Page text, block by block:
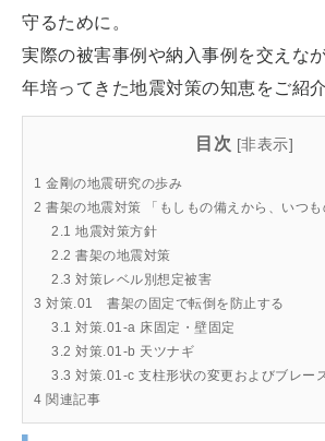
守るために。
実際の被害事例や納入事例を交えな
年培ってきた地震対策の知恵をご紹
目次 [非表示]
1 金剛の地震研究の歩み
2 書架の地震対策 「もしもの備えから、いつも
2.1 地震対策方針
2.2 書架の地震対策
2.3 対策レベル別想定被害
3 対策.01 書架の固定で転倒を防止する
3.1 対策.01-a 床固定・壁固定
3.2 対策.01-b 天ツナギ
3.3 対策.01-c 支柱形状の変更およびブレー
4 関連記事